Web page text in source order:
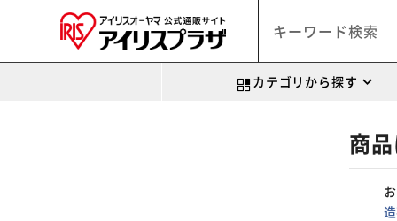
カテゴリから探す
商